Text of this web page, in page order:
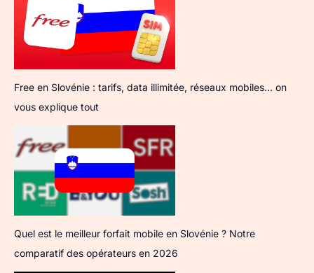
Free en Slovénie : tarifs, data illimitée, réseaux mobiles… on
vous explique tout
Quel est le meilleur forfait mobile en Slovénie ? Notre
comparatif des opérateurs en 2026